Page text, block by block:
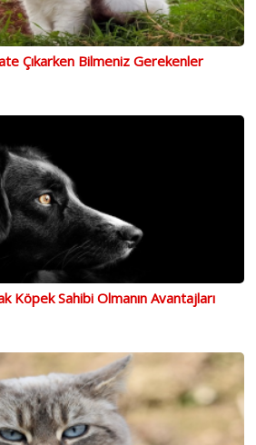
Çıkarken Bilmeniz Gerekenler
Köpek Sahibi Olmanın Avantajları